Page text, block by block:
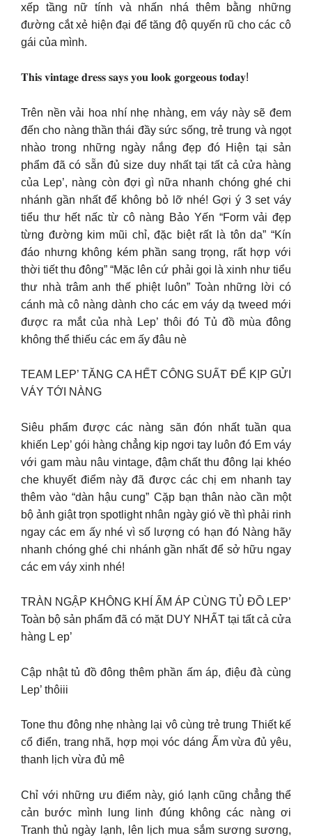
xếp tầng nữ tính và nhấn nhá thêm bằng những
đường cắt xẻ hiện đại để tăng độ quyến rũ cho các cô
gái của mình.
𝐓𝐡𝐢𝐬 𝐯𝐢𝐧𝐭𝐚𝐠𝐞 𝐝𝐫𝐞𝐬𝐬 𝐬𝐚𝐲𝐬 𝐲𝐨𝐮 𝐥𝐨𝐨𝐤 𝐠𝐨𝐫𝐠𝐞𝐨𝐮𝐬 𝐭𝐨𝐝𝐚𝐲!
Trên nền vải hoa nhí nhẹ nhàng, em váy này sẽ đem
đến cho nàng thần thái đầy sức sống, trẻ trung và ngọt
nhào trong những ngày nắng đẹp đó Hiện tại sản
phẩm đã có sẵn đủ size duy nhất tại tất cả cửa hàng
của Lep’, nàng còn đợi gì nữa nhanh chóng ghé chi
nhánh gần nhất để không bỏ lỡ nhé! Gợi ý 3 set váy
tiểu thư hết nấc từ cô nàng Bảo Yến “Form vải đẹp
từng đường kim mũi chỉ, đặc biệt rất là tôn da” “Kín
đáo nhưng không kém phần sang trọng, rất hợp với
thời tiết thu đông” “Mặc lên cứ phải gọi là xinh như tiểu
thư nhà trâm anh thế phiệt luôn” Toàn những lời có
cánh mà cô nàng dành cho các em váy dạ tweed mới
được ra mắt của nhà Lep’ thôi đó Tủ đồ mùa đông
không thể thiếu các em ấy đâu nè
TEAM LEP’ TĂNG CA HẾT CÔNG SUẤT ĐỂ KỊP GỬI
VÁY TỚI NÀNG
Siêu phẩm được các nàng săn đón nhất tuần qua
khiến Lep’ gói hàng chẳng kịp ngơi tay luôn đó Em váy
với gam màu nâu vintage, đậm chất thu đông lại khéo
che khuyết điểm này đã được các chị em nhanh tay
thêm vào “dàn hậu cung” Cặp bạn thân nào cần một
bộ ảnh giật trọn spotlight nhân ngày gió về thì phải rinh
ngay các em ấy nhé vì số lượng có hạn đó Nàng hãy
nhanh chóng ghé chi nhánh gần nhất để sở hữu ngay
các em váy xinh nhé!
TRÀN NGẬP KHÔNG KHÍ ẤM ÁP CÙNG TỦ ĐỒ LEP’
Toàn bộ sản phẩm đã có mặt DUY NHẤT tại tất cả cửa
hàng L ep’
Cập nhật tủ đồ đông thêm phần ấm áp, điệu đà cùng
Lep’ thôiii
Tone thu đông nhẹ nhàng lại vô cùng trẻ trung Thiết kế
cổ điển, trang nhã, hợp mọi vóc dáng Ấm vừa đủ yêu,
thanh lịch vừa đủ mê
Chỉ với những ưu điểm này, gió lạnh cũng chẳng thể
cản bước mình lung linh đúng không các nàng ơi
Tranh thủ ngày lạnh, lên lịch mua sắm sương sương,